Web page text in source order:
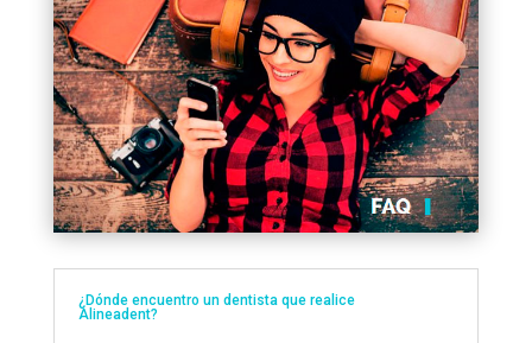
¿Dónde encuentro un dentista que realice
Alineadent?